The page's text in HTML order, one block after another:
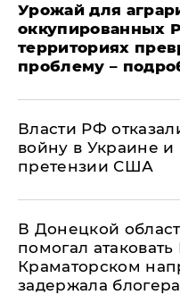
Урожай для
оккупированных
территориях
проблему –
Власти РФ
войну в Украине и
претензии США
В Донецкой
помогал
Краматорском
задержала блогера